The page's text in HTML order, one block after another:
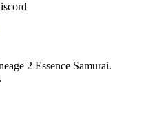
2 Essence Samurai.